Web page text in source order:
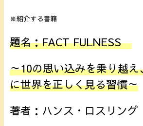
※紹介する書籍
題名：FACT FULNESS
～10の思い込みを乗り越
に世界を正しく見る習慣～
著者：ハンス・ロスリング